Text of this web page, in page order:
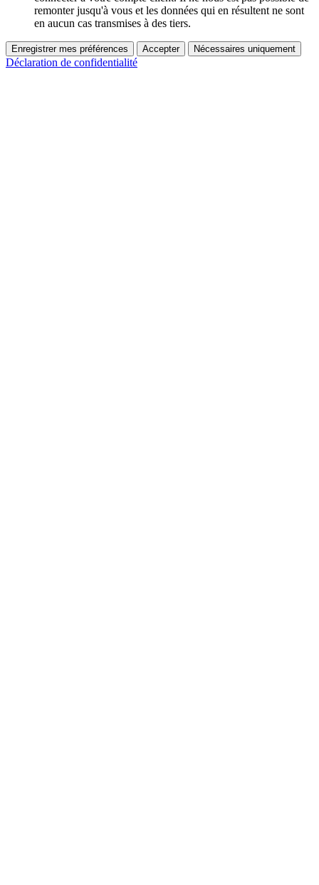
remonter jusqu'à vous et les données qui en résultent ne sont
en aucun cas transmises à des tiers.
Enregistrer mes préférences Accepter Nécessaires uniquement
Déclaration de confidentialité